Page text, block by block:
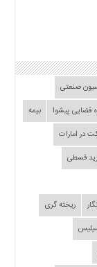
صنعتی
قضایی ‌پیشوا
بیمه
در امارات
قسطی
ریخته گری